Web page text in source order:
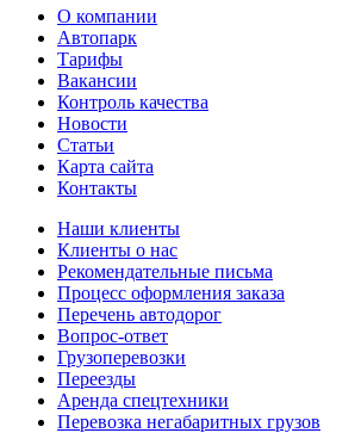
О компании
Автопарк
Тарифы
Вакансии
Контроль качества
Новости
Статьи
Карта сайта
Контакты
Наши клиенты
Клиенты о нас
Рекомендательные письма
Процесс оформления заказа
Перечень автодорог
Вопрос-ответ
Грузоперевозки
Переезды
Аренда спецтехники
Перевозка негабаритных грузов